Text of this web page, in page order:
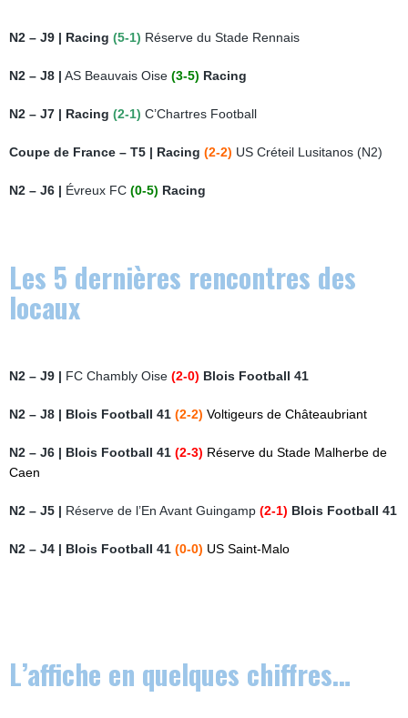
N2 – J9 | Racing (5-1) Réserve du Stade Rennais
N2 – J8 | AS Beauvais Oise (3-5) Racing
N2 – J7 | Racing (2-1) C’Chartres Football
Coupe de France – T5 | Racing (2-2) US Créteil Lusitanos (N2)
N2 – J6 | Évreux FC (0-5) Racing
Les 5 dernières rencontres des
locaux
N2 – J9 | FC Chambly Oise (2-0) Blois Football 41
N2 – J8 | Blois Football 41 (2-2) Voltigeurs de Châteaubriant
N2 – J6 | Blois Football 41 (2-3) Réserve du Stade Malherbe de
Caen
N2 – J5 | Réserve de l’En Avant Guingamp (2-1) Blois Football 41
N2 – J4 | Blois Football 41 (0-0) US Saint-Malo
L’affiche en quelques chiffres…